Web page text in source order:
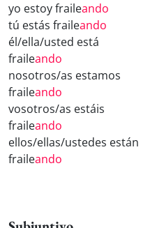
yo estoy fraileando
tú estás fraileando
él/ella/usted está
fraileando
nosotros/as estamos
fraileando
vosotros/as estáis
fraileando
ellos/ellas/ustedes están
fraileando